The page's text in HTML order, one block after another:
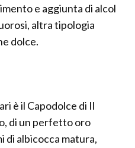
e aggiunta di alcol
altra tipologia
dolce.
è il Capodolce di Il
di un perfetto oro
di albicocca matura,